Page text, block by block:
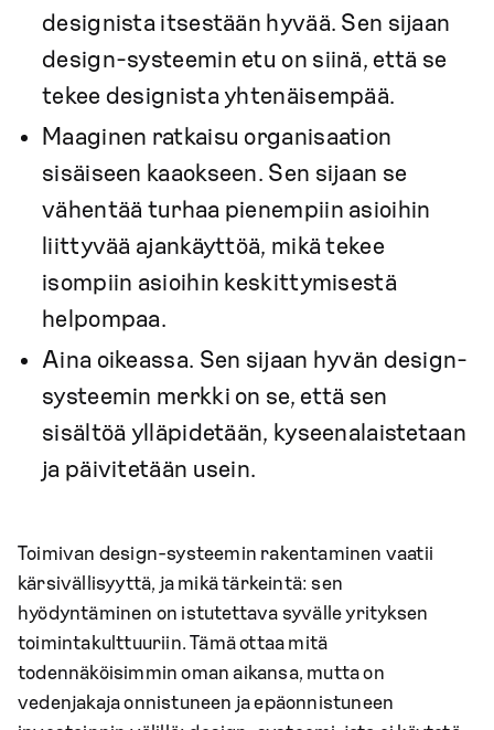
designista itsestään hyvää. Sen sijaan
design-systeemin etu on siinä, että se
tekee designista yhtenäisempää.
Maaginen ratkaisu organisaation
sisäiseen kaaokseen. Sen sijaan se
vähentää turhaa pienempiin asioihin
liittyvää ajankäyttöä, mikä tekee
isompiin asioihin keskittymisestä
helpompaa.
Aina oikeassa. Sen sijaan hyvän design-
systeemin merkki on se, että sen
sisältöä ylläpidetään, kyseenalaistetaan
ja päivitetään usein.
Toimivan design-systeemin rakentaminen vaatii
kärsivällisyyttä, ja mikä tärkeintä: sen
hyödyntäminen on istutettava syvälle yrityksen
toimintakulttuuriin. Tämä ottaa mitä
todennäköisimmin oman aikansa, mutta on
vedenjakaja onnistuneen ja epäonnistuneen